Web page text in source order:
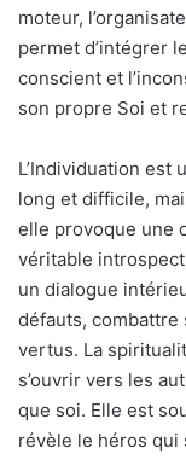
moteur,
permet d’intégrer
conscient et
son propre Soi et
L’Individuation est
long et difficile,
elle provoque une
véritable
un dialogue
défauts, combattre
vertus. La
s’ouvrir vers les
que soi. Elle est
révèle le héros qui